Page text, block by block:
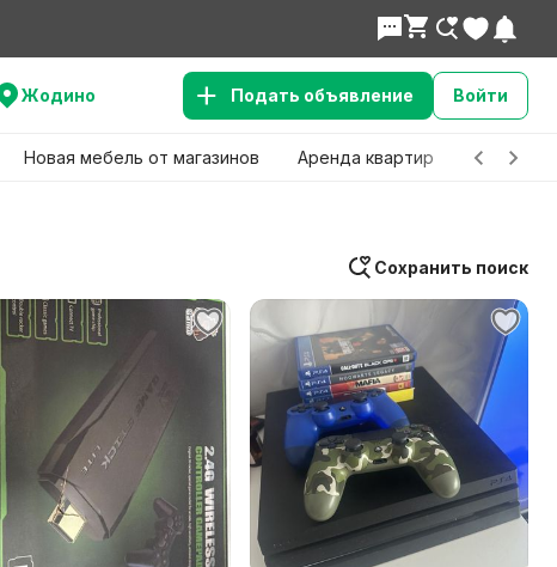
Жодино Подать объявление Войти
Новая мебель от магазинов Аренда квартир Детские
Сохранить поиск